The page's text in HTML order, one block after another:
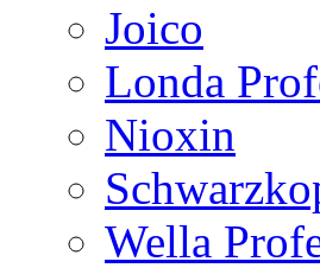
Joico
Londa
Nioxin
Wella